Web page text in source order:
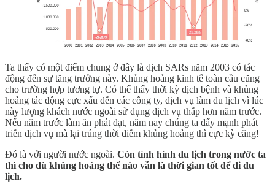
Ta thấy có một điểm chung ở đây là dịch SARs năm 2003 có tác
động đến sự tăng trưởng này. Khủng hoảng kinh tế toàn cầu cũng
cho trường hợp tương tự. Có thể thấy thời kỳ dịch bệnh và khủng
hoảng tác động cực xấu đến các công ty, dịch vụ làm du lịch vì lúc
này lượng khách nước ngoài sử dụng dịch vụ thấp hơn năm trước.
Nếu năm trước làm ăn phát đạt, năm nay chúng ta đẩy mạnh phát
triển dịch vụ mà lại trúng thời điểm khủng hoảng thì cực kỳ căng!
Đó là với người nước ngoài. Còn tình hình du lịch trong nước ta
thì cho dù khủng hoảng thế nào vẫn là thời gian tốt để đi du
lịch.